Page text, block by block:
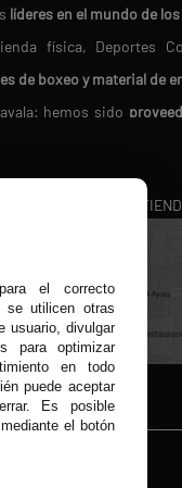
líderes en el mundo de
física, Deportes
de boxeo y material de
hemos sido
confían en nosotros
. Te
VISITA NUESTRA
el correcto
se utilicen otras
usuario, divulgar
para optimizar
en todo
puede aceptar
Es posible
el botón